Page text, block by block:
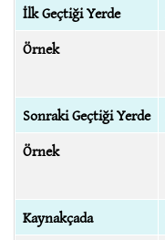
İlk Geçtiği Yerde
Örnek
Sonraki Geçtiği Yerde
Örnek
Kaynakçada